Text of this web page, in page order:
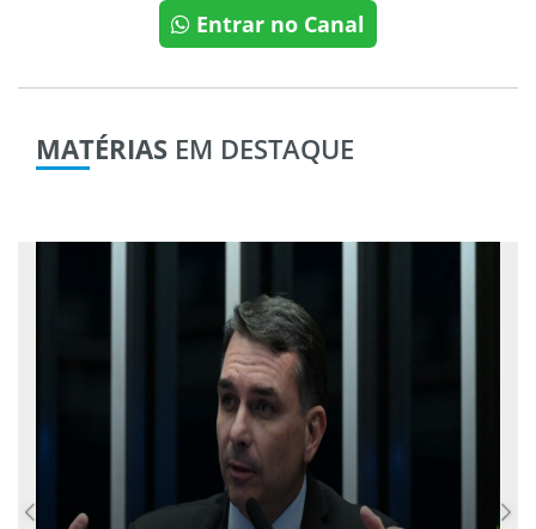
Entrar no Canal
MATÉRIAS EM DESTAQUE